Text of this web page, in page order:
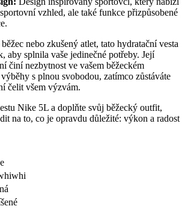
vzhled, ale také funkce přizpůsobené
nebo zkušený atlet, tato hydratační vesta
aby splnila vaše jedinečné potřeby. Její
činí nezbytnost ve vašem běžeckém
s plnou svobodou, zatímco zůstáváte
čelit všem výzvám.
Nike 5L a doplňte svůj běžecký outfit,
na to, co je opravdu důležité: výkon a radost